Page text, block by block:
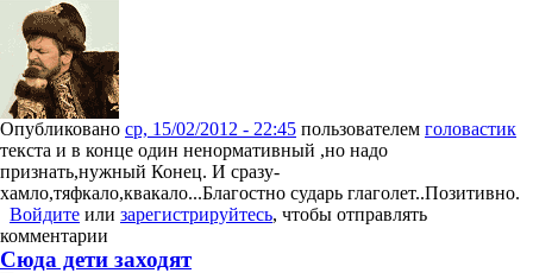
Опубликовано ср, 15/02/2012 - 22:45 пользователем головастик
текста и в конце один ненормативный ,но надо
признать,нужный Конец. И сразу-
хамло,тяфкало,квакало...Благостно сударь глаголет..Позитивно.
Войдите или зарегистрируйтесь, чтобы отправлять
комментарии
Сюда дети заходят